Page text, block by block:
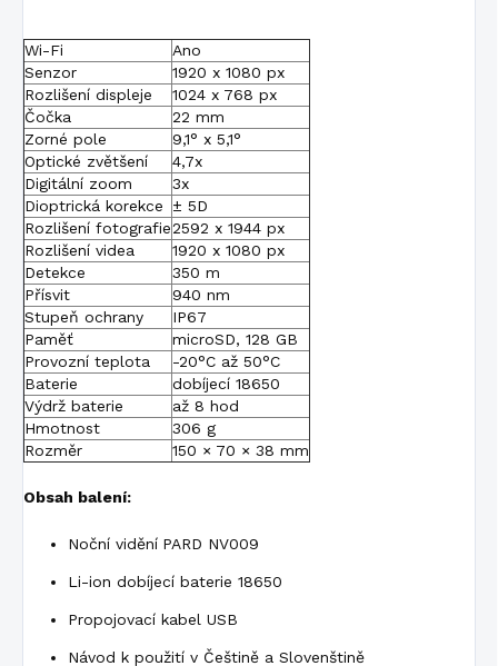
Wi-Fi
Ano
Senzor
1920 x 1080 px
Rozlišení displeje
1024 x 768 px
Čočka
22 mm
Zorné pole
9,1° x 5,1°
Optické zvětšení
4,7x
Digitální zoom
3x
Dioptrická korekce
± 5D
Rozlišení fotografie2592 x 1944 px
Rozlišení videa
1920 x 1080 px
Detekce
350 m
Přísvit
940 nm
Stupeň ochrany
IP67
Paměť
microSD, 128 GB
Provozní teplota
-20°C až 50°C
Baterie
dobíjecí 18650
Výdrž baterie
až 8 hod
Hmotnost
306 g
Rozměr
150 × 70 × 38 mm
Obsah balení:
Noční vidění PARD NV009
Li-ion dobíjecí baterie 18650
Propojovací kabel USB
Návod k použití v Češtině a Slovenštině